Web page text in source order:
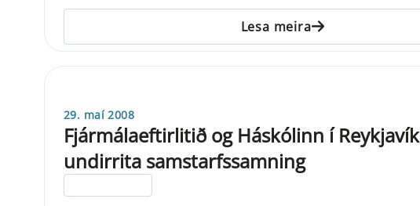
Lesa meira
29. maí 2008
Fjármálaeftirlitið og Háskólinn í Reykjavík
undirrita samstarfssamning